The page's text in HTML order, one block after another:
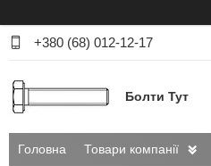
+380 (68) 012-12-17
Болти Тут
Головна Товари компанії